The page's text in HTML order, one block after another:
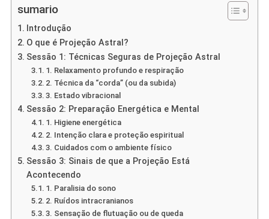
sumario
Introdução
O que é Projeção Astral?
Sessão 1: Técnicas Seguras de Projeção Astral
1. Relaxamento profundo e respiração
2. Técnica da “corda” (ou da subida)
3. Estado vibracional
Sessão 2: Preparação Energética e Mental
1. Higiene energética
2. Intenção clara e proteção espiritual
3. Cuidados com o ambiente físico
Sessão 3: Sinais de que a Projeção Está
Acontecendo
1. Paralisia do sono
2. Ruídos intracranianos
3. Sensação de flutuação ou de queda